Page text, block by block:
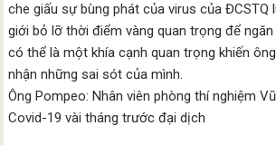
che giấu sự bùng phát của virus của ĐCSTQ
giới bỏ lỡ thời điểm vàng quan trọng để
có thể là một khía cạnh quan trọng khiến
nhận những sai sót của mình.
Ông Pompeo: Nhân viên phòng thí nghiệm
Covid-19 vài tháng trước đại dịch